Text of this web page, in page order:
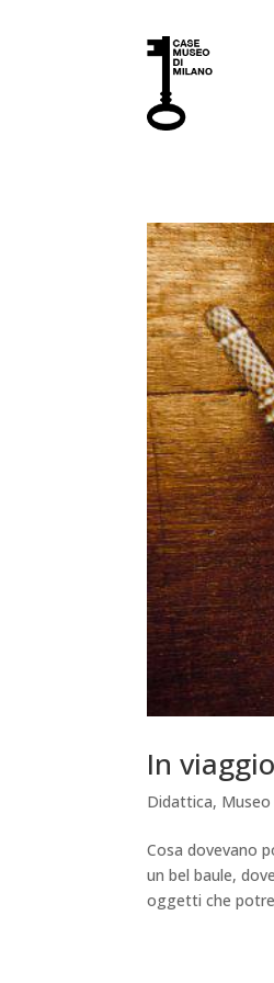
In
Didattica,
Cosa dovevano
un bel baule,
oggetti che